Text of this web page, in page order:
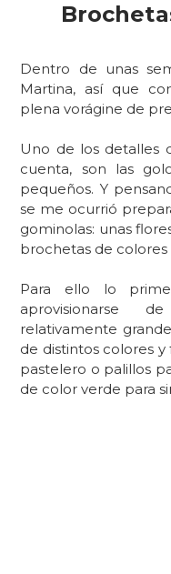
Dentro de unas
Martina, así que
plena vorágine de
Uno de los detalles
cuenta, son las
pequeños. Y
se me ocurrió
gominolas: unas
brochetas de colores
Para ello lo
aprovisionarse
relativamente
de distintos colores y
pastelero o palillos
de color verde para